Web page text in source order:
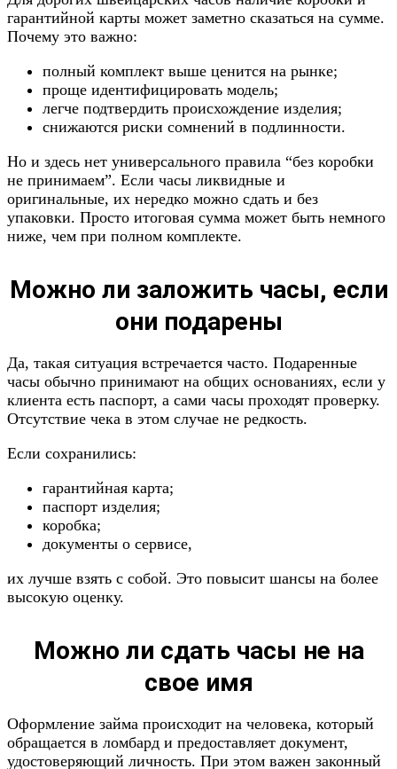
гарантийной карты может заметно сказаться на сумме.
Почему это важно:
полный комплект выше ценится на рынке;
проще идентифицировать модель;
легче подтвердить происхождение изделия;
снижаются риски сомнений в подлинности.
Но и здесь нет универсального правила “без коробки
не принимаем”. Если часы ликвидные и
оригинальные, их нередко можно сдать и без
упаковки. Просто итоговая сумма может быть немного
ниже, чем при полном комплекте.
Можно ли заложить часы, если
они подарены
Да, такая ситуация встречается часто. Подаренные
часы обычно принимают на общих основаниях, если у
клиента есть паспорт, а сами часы проходят проверку.
Отсутствие чека в этом случае не редкость.
Если сохранились:
гарантийная карта;
паспорт изделия;
коробка;
документы о сервисе,
их лучше взять с собой. Это повысит шансы на более
высокую оценку.
Можно ли сдать часы не на
свое имя
Оформление займа происходит на человека, который
обращается в ломбард и предоставляет документ,
удостоверяющий личность. При этом важен законный